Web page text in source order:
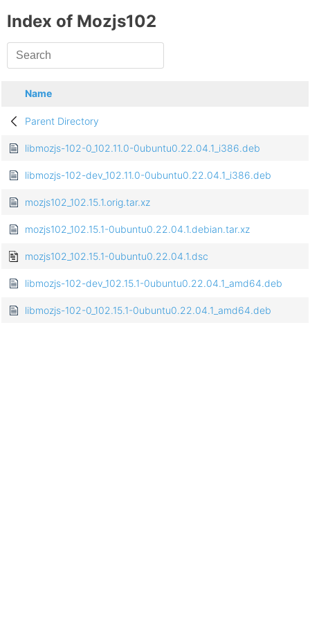
Index of Mozjs102
Name
Parent Directory
libmozjs-102-0_102.11.0-0ubuntu0.22.04.1_i386.deb
libmozjs-102-dev_102.11.0-0ubuntu0.22.04.1_i386.deb
mozjs102_102.15.1.orig.tar.xz
mozjs102_102.15.1-0ubuntu0.22.04.1.debian.tar.xz
mozjs102_102.15.1-0ubuntu0.22.04.1.dsc
libmozjs-102-dev_102.15.1-0ubuntu0.22.04.1_amd64.deb
libmozjs-102-0_102.15.1-0ubuntu0.22.04.1_amd64.deb